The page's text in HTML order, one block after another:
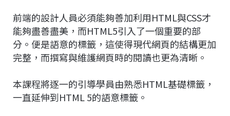
前端的設計人員必須能夠善加利用HTML與CSS才
能夠盡善盡美，而HTML5引入了一個重要的部
分。便是語意的標籤，這使得現代網頁的結構更加
完整，而撰寫與維護網頁時的閱讀也更為清晰。
本課程將逐一的引導學員由熟悉HTML基礎標籤，
一直延伸到HTML 5的語意標籤。